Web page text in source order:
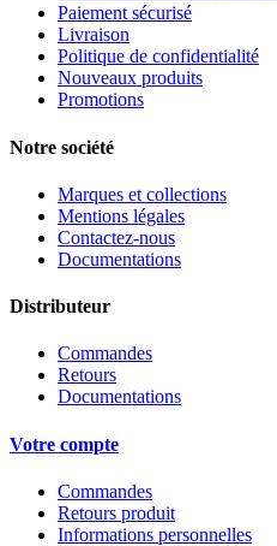
Paiement sécurisé
Livraison
Politique de confidentialité
Nouveaux produits
Promotions
Notre société
Marques et collections
Mentions légales
Contactez-nous
Documentations
Distributeur
Commandes
Retours
Documentations
Votre compte
Commandes
Retours produit
Informations personnelles